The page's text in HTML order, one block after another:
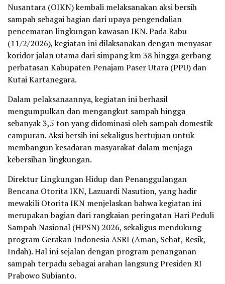
Nusantara (OIKN) kembali melaksanakan aksi bersih
sampah sebagai bagian dari upaya pengendalian
pencemaran lingkungan kawasan IKN. Pada Rabu
(11/2/2026), kegiatan ini dilaksanakan dengan menyasar
koridor jalan utama dari simpang km 38 hingga gerbang
perbatasan Kabupaten Penajam Paser Utara (PPU) dan
Kutai Kartanegara.
Dalam pelaksanaannya, kegiatan ini berhasil
mengumpulkan dan mengangkut sampah hingga
sebanyak 3,5 ton yang didominasi oleh sampah domestik
campuran. Aksi bersih ini sekaligus bertujuan untuk
membangun kesadaran masyarakat dalam menjaga
kebersihan lingkungan.
Direktur Lingkungan Hidup dan Penanggulangan
Bencana Otorita IKN, Lazuardi Nasution, yang hadir
mewakili Otorita IKN menjelaskan bahwa kegiatan ini
merupakan bagian dari rangkaian peringatan Hari Peduli
Sampah Nasional (HPSN) 2026, sekaligus mendukung
program Gerakan Indonesia ASRI (Aman, Sehat, Resik,
Indah). Hal ini sejalan dengan program penanganan
sampah terpadu sebagai arahan langsung Presiden RI
Prabowo Subianto.